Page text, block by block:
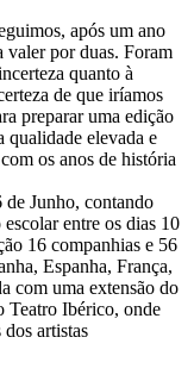
após um ano
valer por duas. Foram
quanto à
de que iríamos
preparar uma edição
qualidade elevada e
os anos de história
Junho, contando
entre os dias 10
16 companhias e 56
Espanha, França,
com uma extensão do
Teatro Ibérico, onde
dos artistas